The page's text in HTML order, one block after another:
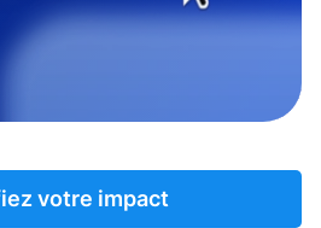
votre impact